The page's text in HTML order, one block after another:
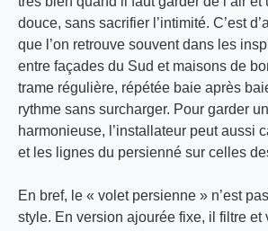
douce, sans sacrifier l’intimité. C’est
que l’on retrouve souvent dans les
entre façades du Sud et maisons de
trame régulière, répétée baie après
rythme sans surcharger. Pour garder
harmonieuse, l’installateur peut aussi
et les lignes du persienné sur celles
En bref, le « volet persienne » n’est
style. En version ajourée fixe, il filtre et